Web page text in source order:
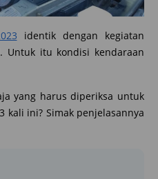
identik dengan kegiatan
Untuk itu kondisi kendaraan
yang harus diperiksa untuk
kali ini? Simak penjelasannya